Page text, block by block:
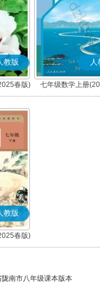
教版
春版)
人
七年级数学上册
教版
春版)
陇南市八年级课本版本